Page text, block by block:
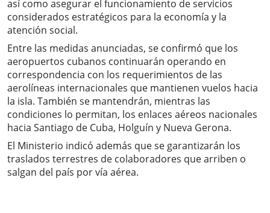
así como asegurar el funcionamiento de servicios
considerados estratégicos para la economía y la
atención social.
Entre las medidas anunciadas, se confirmó que los
aeropuertos cubanos continuarán operando en
correspondencia con los requerimientos de las
aerolíneas internacionales que mantienen vuelos hacia
la isla. También se mantendrán, mientras las
condiciones lo permitan, los enlaces aéreos nacionales
hacia Santiago de Cuba, Holguín y Nueva Gerona.
El Ministerio indicó además que se garantizarán los
traslados terrestres de colaboradores que arriben o
salgan del país por vía aérea.